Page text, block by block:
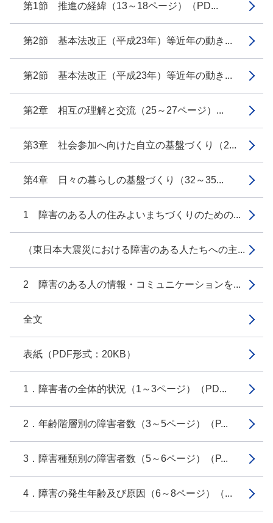
第1節 推進の経緯（13～18ページ）（PD...
第2節 基本法改正（平成23年）等近年の動き...
第2節 基本法改正（平成23年）等近年の動き...
第2章 相互の理解と交流（25～27ページ）...
第3章 社会参加へ向けた自立の基盤づくり（2...
第4章 日々の暮らしの基盤づくり（32～35...
1 障害のある人の住みよいまちづくりのための...
（東日本大震災における障害のある人たちへの主...
2 障害のある人の情報・コミュニケーションを...
全文
表紙（PDF形式：20KB）
1．障害者の全体的状況（1～3ページ）（PD...
2．年齢階層別の障害者数（3～5ページ）（P...
3．障害種類別の障害者数（5～6ページ）（P...
4．障害の発生年齢及び原因（6～8ページ）（...